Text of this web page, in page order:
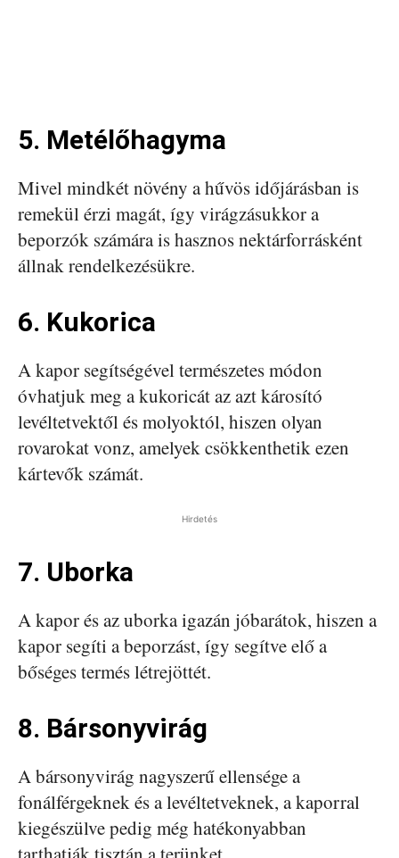
5. Metélőhagyma
Mivel mindkét növény a hűvös időjárásban is
remekül érzi magát, így virágzásukkor a
beporzók számára is hasznos nektárforrásként
állnak rendelkezésükre.
6. Kukorica
A kapor segítségével természetes módon
óvhatjuk meg a kukoricát az azt károsító
levéltetvektől és molyoktól, hiszen olyan
rovarokat vonz, amelyek csökkenthetik ezen
kártevők számát.
Hirdetés
7. Uborka
A kapor és az uborka igazán jóbarátok, hiszen a
kapor segíti a beporzást, így segítve elő a
bőséges termés létrejöttét.
8. Bársonyvirág
A bársonyvirág nagyszerű ellensége a
fonálférgeknek és a levéltetveknek, a kaporral
kiegészülve pedig még hatékonyabban